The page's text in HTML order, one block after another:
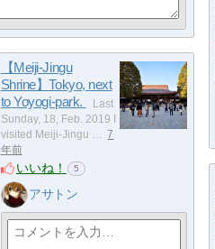
【Meiji-Jingu
Shrine】Tokyo, next
to Yoyogi-park.
Last
Sunday, 18, Feb. 2019 I
visited Meiji-Jingu …
7
年前
いいね！ 5
アサトン